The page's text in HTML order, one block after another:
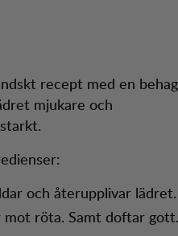
recept med en
mjukare och
och återupplivar lädret.
mot röta. Samt doftar gott.